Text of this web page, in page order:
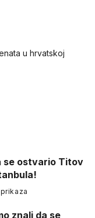
u hrvatskoj
se ostvario Titov
prikaza
znali da se